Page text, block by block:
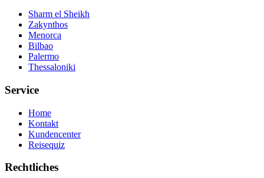
Sharm el Sheikh
Zakynthos
Menorca
Bilbao
Palermo
Thessaloniki
Service
Home
Kontakt
Kundencenter
Reisequiz
Rechtliches